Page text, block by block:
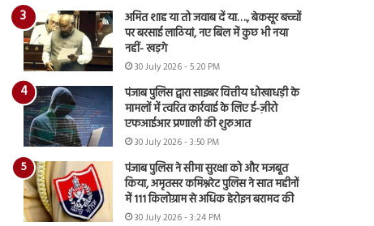
अमित शाह या तो जवाब दें या…., बेकसूर बच्चों
पर बरसाई लाठियां, नए बिल में कुछ भी नया
नहीं- खड़गे
30 July 2026 - 5:20 PM
पंजाब पुलिस द्वारा साइबर वित्तीय धोखाधड़ी के
मामलों में त्वरित कार्रवाई के लिए ई-ज़ीरो
एफआईआर प्रणाली की शुरुआत
30 July 2026 - 3:50 PM
पंजाब पुलिस ने सीमा सुरक्षा को और मजबूत
किया, अमृतसर कमिश्नरेट पुलिस ने सात महीनों
में 111 किलोग्राम से अधिक हेरोइन बरामद की
30 July 2026 - 3:24 PM